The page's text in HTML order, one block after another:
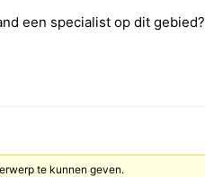
een specialist op dit gebied?
te kunnen geven.